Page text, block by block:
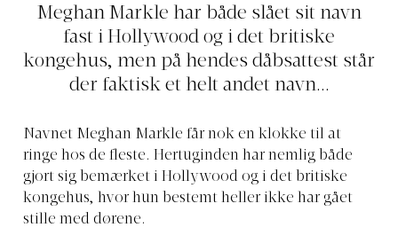
Meghan Markle har både slået sit navn
fast i Hollywood og i det britiske
kongehus, men på hendes dåbsattest står
der faktisk et helt andet navn...
Navnet Meghan Markle får nok en klokke til at
ringe hos de fleste. Hertuginden har nemlig både
gjort sig bemærket i Hollywood og i det britiske
kongehus, hvor hun bestemt heller ikke har gået
stille med dørene.